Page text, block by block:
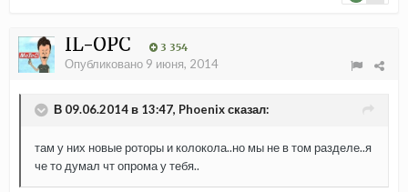
IL-OPC 3 354
Опубликовано 9 июня, 2014
В 09.06.2014 в 13:47, Phoenix сказал:
там у них новые роторы и колокола..но мы не в том разделе..я
че то думал чт опрома у тебя..